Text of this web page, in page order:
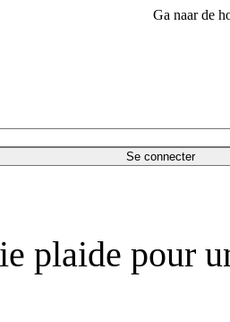
Ga naar de
Se connecter
plaide pour